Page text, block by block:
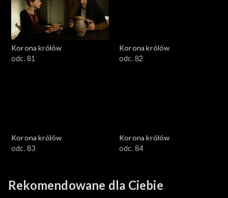
Korona królów
odc. 81
Korona królów
odc. 82
Korona królów
odc. 83
Korona królów
odc. 84
Rekomendowane dla Ciebie